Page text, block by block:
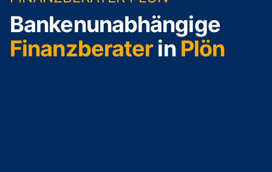
Bankenunabhängige
Finanzberater in Plön